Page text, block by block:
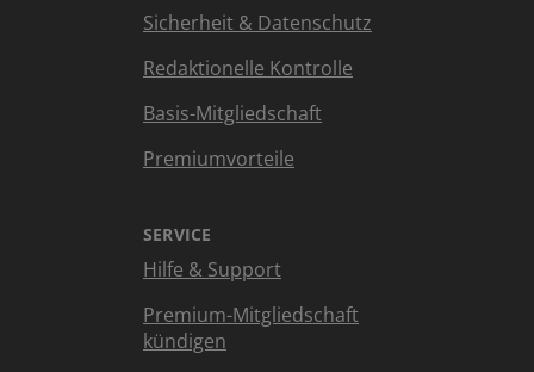
Sicherheit & Datenschutz
Redaktionelle Kontrolle
Basis-Mitgliedschaft
Premiumvorteile
SERVICE
Hilfe & Support
Premium-Mitgliedschaft
kündigen